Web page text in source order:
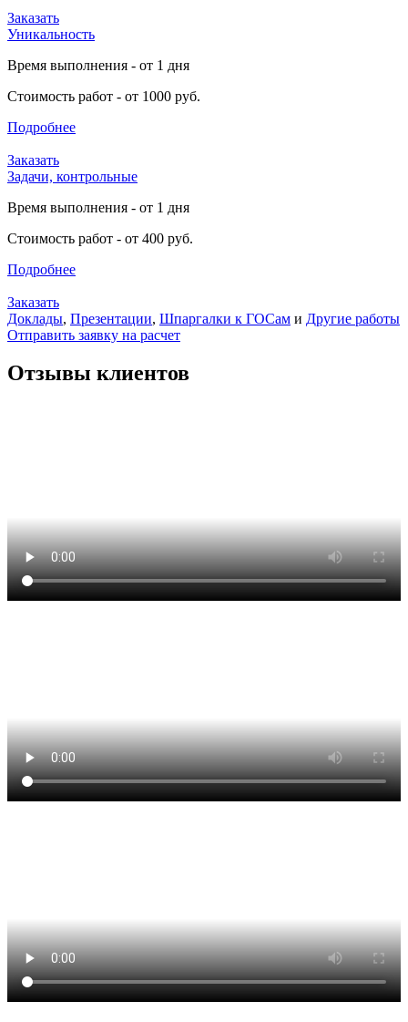
Заказать
Уникальность
Время выполнения - от 1 дня
Стоимость работ - от 1000 руб.
Подробнее
Заказать
Задачи, контрольные
Время выполнения - от 1 дня
Стоимость работ - от 400 руб.
Подробнее
Заказать
Доклады, Презентации, Шпаргалки к ГОСам и Другие работы
Отправить заявку на расчет
Отзывы клиентов